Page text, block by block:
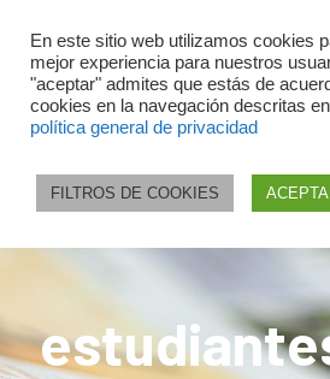
En este sitio web utilizamos cookies
mejor experiencia para nuestros
"aceptar" admites que estás de
cookies en la navegación descritas
política general de privacidad
FILTROS DE COOKIES